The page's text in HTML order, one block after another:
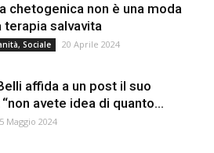
chetogenica non è una moda
terapia salvavita
Sociale 20 Aprile 2024
affida a un post il suo
avete idea di quanto...
Maggio 2024